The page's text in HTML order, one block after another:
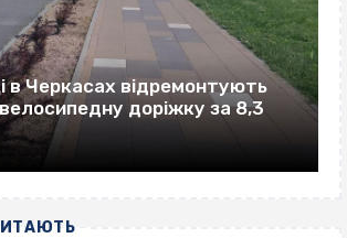
в Черкасах відремонтують
доріжку за 8,3